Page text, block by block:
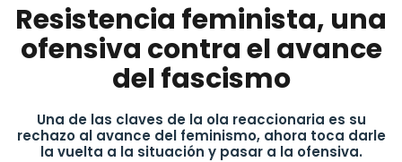
Resistencia feminista, una
ofensiva contra el avance
del fascismo
Una de las claves de la ola reaccionaria es su
rechazo al avance del feminismo, ahora toca darle
la vuelta a la situación y pasar a la ofensiva.